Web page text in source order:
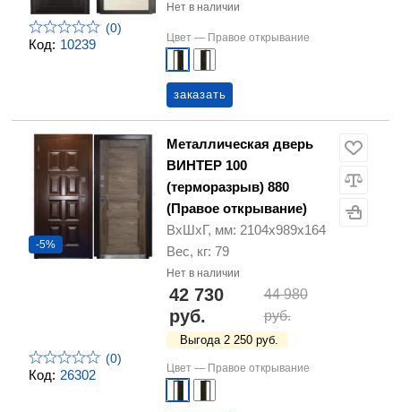
Код: 10239
(0)
Нет в наличии
Цвет — Правое открывание
заказать
Код: 26302
-5%
(0)
Металлическая дверь
ВИНТЕР 100
(терморазрыв) 880
(Правое открывание)
ВхШхГ, мм: 2104х989х164
Вес, кг: 79
Нет в наличии
42 730
руб.
44 980
руб.
Выгода 2 250 руб.
Цвет — Правое открывание